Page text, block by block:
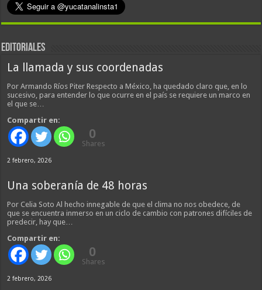
EDITORIALES
La llamada y sus coordenadas
Por Armando Ríos Piter Respecto a México, ha quedado claro que, en lo
sucesivo, para entender lo que ocurre en el país se requiere un marco en
el que se…
Compartir en:
0
Shares
2 febrero, 2026
Una soberanía de 48 horas
Por Celia Soto Al hecho innegable de que el clima no nos obedece, de
que se encuentra inmerso en un ciclo de cambio con patrones difíciles de
predecir, hay que…
Compartir en:
0
Shares
2 febrero, 2026